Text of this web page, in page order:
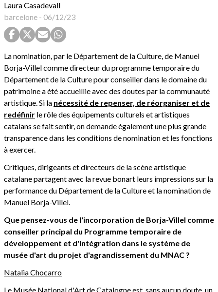
Laura Casadevall
barcelone - 06/12/23
La nomination, par le Département de la Culture, de Manuel
Borja-Villel comme directeur du programme temporaire du
Département de la Culture pour conseiller dans le domaine du
patrimoine a été accueillie avec des doutes par la communauté
artistique. Si la nécessité de repenser, de réorganiser et de
redéfinir le rôle des équipements culturels et artistiques
catalans se fait sentir, on demande également une plus grande
transparence dans les conditions de nomination et les fonctions
à exercer.
Critiques, dirigeants et directeurs de la scène artistique
catalane partagent avec la revue bonart leurs impressions sur la
performance du Département de la Culture et la nomination de
Manuel Borja-Villel.
Que pensez-vous de l'incorporation de Borja-Villel comme
conseiller principal du Programme temporaire de
développement et d'intégration dans le système de
musée d'art du projet d'agrandissement du MNAC ?
Natalia Chocarro
Le Musée National d'Art de Catalogne est, sans aucun doute, un